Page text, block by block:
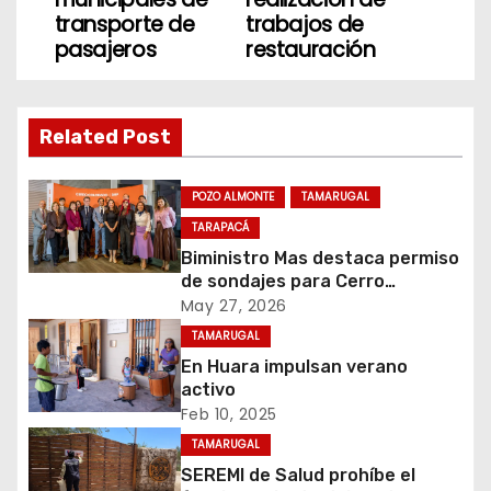
a
c
i
ó
d
e
e
n
trabajos de
restauración
transporte de
pasajeros
Related Post
POZO ALMONTE
TAMARUGAL
TARAPACÁ
Biministro Mas destaca permiso
de sondajes para Cerro
Colorado
May 27, 2026
TAMARUGAL
En Huara impulsan verano
activo
Feb 10, 2025
TAMARUGAL
SEREMI de Salud prohíbe el